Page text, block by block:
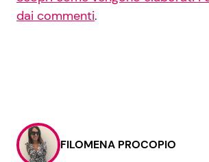
dai commenti.
FILOMENA PROCOPIO